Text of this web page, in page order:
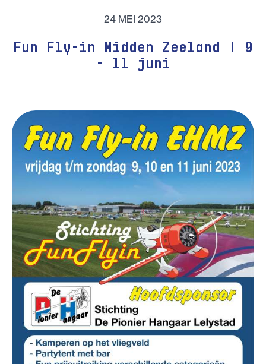
24 MEI 2023
Fun Fly-in Midden Zeeland | 9
- 11 juni